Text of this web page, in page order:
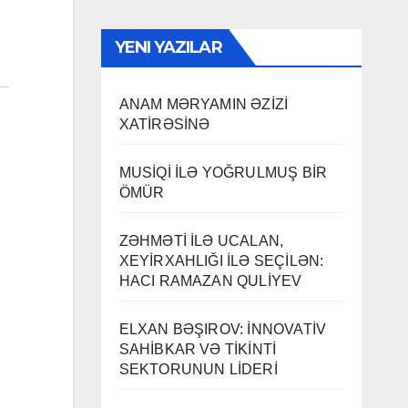
YENI YAZILAR
ANAM MƏRYAMIN ƏZİZİ
XATİRƏSİNƏ
MUSİQİ İLƏ YOĞRULMUŞ BİR
ÖMÜR
ZƏHMƏTİ İLƏ UCALAN,
XEYİRXAHLIĞI İLƏ SEÇİLƏN:
HACI RAMAZAN QULİYEV
ELXAN BƏŞIROV: İNNOVATİV
SAHİBKAR VƏ TİKİNTİ
SEKTORUNUN LİDERİ